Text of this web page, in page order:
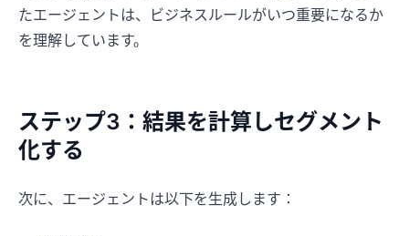
たエージェントは、ビジネスルールがいつ重要になるか
を理解しています。
ステップ3：結果を計算しセグメント
化する
次に、エージェントは以下を生成します：